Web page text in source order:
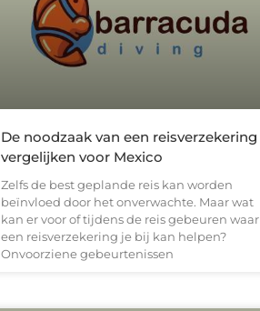
De noodzaak van een reisverzekering
vergelijken voor Mexico
Zelfs de best geplande reis kan worden
beïnvloed door het onverwachte. Maar wat
kan er voor of tijdens de reis gebeuren waar
een reisverzekering je bij kan helpen?
Onvoorziene gebeurtenissen